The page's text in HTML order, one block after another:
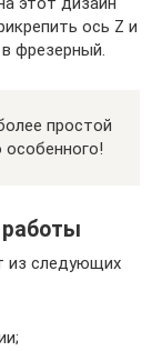
ось Z и
фрезерный.
простой
из следующих